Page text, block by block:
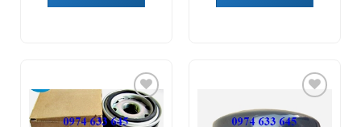
Add to
Wishlist
Wishlist